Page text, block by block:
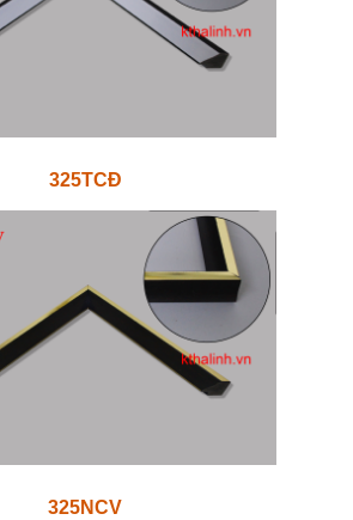
325TCĐ
325NCV